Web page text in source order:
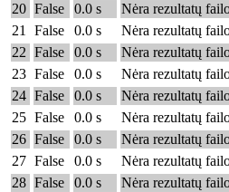
20 False 0.0 s
Nėra rezultatų
21
False 0.0 s
Nėra rezultatų
22 False 0.0 s
Nėra rezultatų
23 False 0.0 s
Nėra rezultatų
24 False 0.0 s
Nėra rezultatų
25 False 0.0 s
Nėra rezultatų
26 False 0.0 s
Nėra rezultatų
27 False 0.0 s
Nėra rezultatų
28 False 0.0 s
Nėra rezultatų